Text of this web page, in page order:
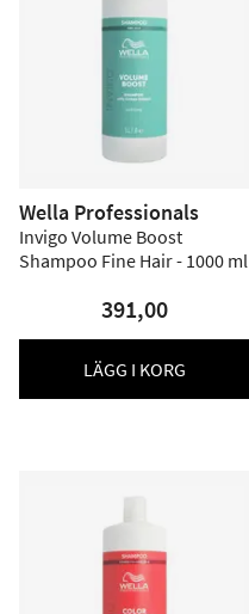
Wella Professionals
Invigo Volume Boost
Shampoo Fine Hair - 1000 ml
391,00
LÄGG I KORG